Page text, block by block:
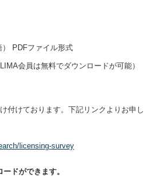
PDFファイル形式
会員は無料でダウンロードが可能）
付けております。下記リンクよりお申し
licensing-survey
ドができます。